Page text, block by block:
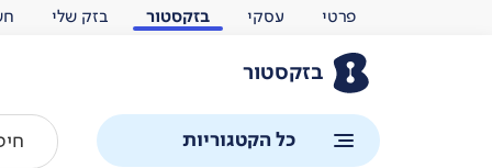
פרטי עסקי בזקסטור בזק שלי
בזקסטור
כל הקטגוריות